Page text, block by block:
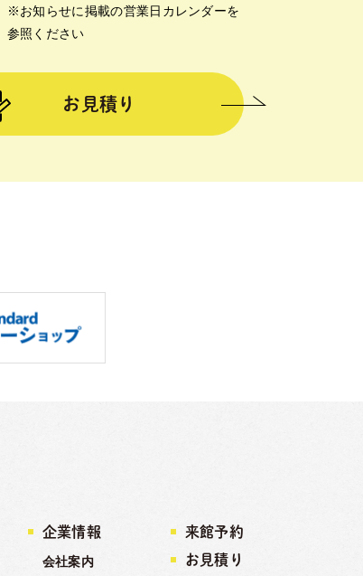
※お知らせに掲載の営業日カレンダーを
参照ください
お見積り
企業情報
会社案内
来館予約
お見積り